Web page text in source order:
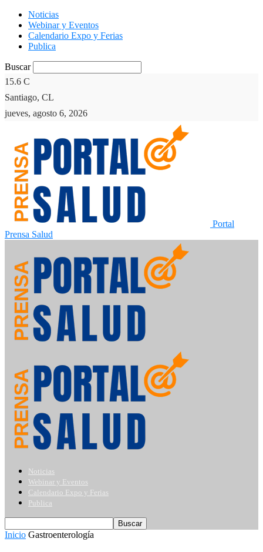
Noticias
Webinar y Eventos
Calendario Expo y Ferias
Publica
Buscar
15.6 C
Santiago, CL
jueves, agosto 6, 2026
Portal
Prensa Salud
Noticias
Webinar y Eventos
Calendario Expo y Ferias
Publica
Inicio Gastroenterología